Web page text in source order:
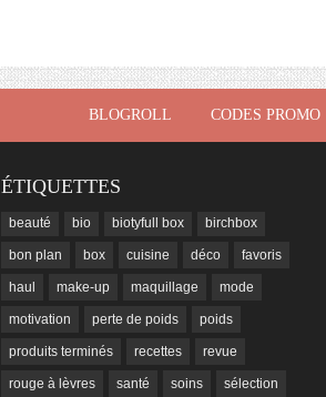
BLOGROLL CODES PROMO
ÉTIQUETTES
beauté bio biotyfull box birchbox
bon plan box cuisine déco favoris
haul make-up maquillage mode
motivation perte de poids poids
produits terminés recettes revue
rouge à lèvres santé soins sélection